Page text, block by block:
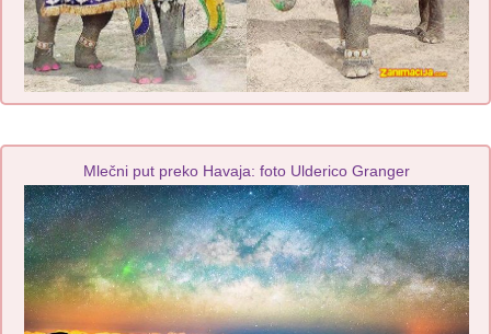
Mlečni put preko Havaja: foto Ulderico Granger